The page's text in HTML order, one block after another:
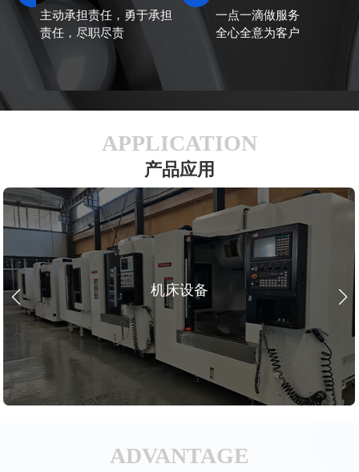
主动承担责任，勇于承担
责任，尽职尽责
一点一滴做服务
全心全意为客户
APPLICATION
产品应用
机床设备
ADVANTAGE